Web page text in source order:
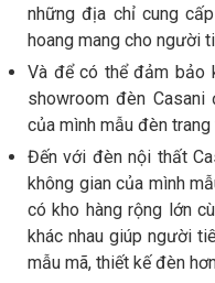
những địa chỉ cung
hoang mang cho người
Và để có thể đảm bảo
showroom đèn
của mình mẫu đèn
Đến với đèn nội thất
không gian của mình
có kho hàng rộng lớn
khác nhau giúp người
mẫu mã, thiết kế đèn